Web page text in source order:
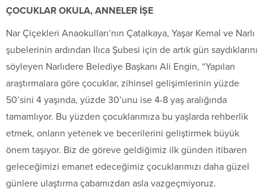
ÇOCUKLAR OKULA, ANNELER İŞE
Nar Çiçekleri Anaokulları’nın Çatalkaya, Yaşar Kemal ve Narlı
şubelerinin ardından Ilıca Şubesi için de artık gün saydıklarını
söyleyen Narlıdere Belediye Başkanı Ali Engin, “Yapılan
araştırmalara göre çocuklar, zihinsel gelişimlerinin yüzde
50’sini 4 yaşında, yüzde 30’unu ise 4-8 yaş aralığında
tamamlıyor. Bu yüzden çocuklarımıza bu yaşlarda rehberlik
etmek, onların yetenek ve becerilerini geliştirmek büyük
önem taşıyor. Biz de göreve geldiğimiz ilk günden itibaren
geleceğimizi emanet edeceğimiz çocuklarımızı daha güzel
günlere ulaştırma çabamızdan asla vazgeçmiyoruz.